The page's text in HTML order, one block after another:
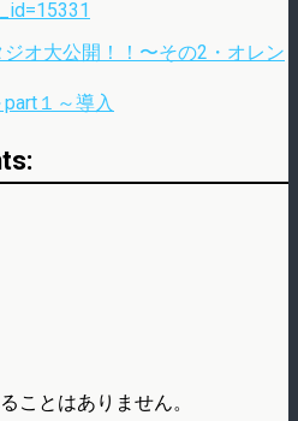
オ大公開！！〜その2・オレン
１～導入
ことはありません。